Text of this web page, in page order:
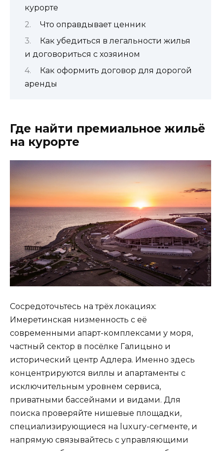
курорте
Что оправдывает ценник
Как убедиться в легальности жилья
и договориться с хозяином
Как оформить договор для дорогой
аренды
Где найти премиальное жильё
на курорте
Сосредоточьтесь на трёх локациях:
Имеретинская низменность с её
современными апарт-комплексами у моря,
частный сектор в посёлке Галицыно и
исторический центр Адлера. Именно здесь
концентрируются виллы и апартаменты с
исключительным уровнем сервиса,
приватными бассейнами и видами. Для
поиска проверяйте нишевые площадки,
специализирующиеся на luxury-сегменте, и
напрямую связывайтесь с управляющими